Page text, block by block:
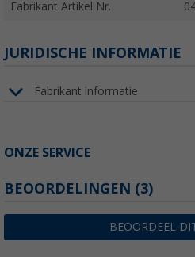
Fabrikant Artikel Nr.
JURIDISCHE INFORMATIE
Fabrikant informatie
ONZE SERVICE
BEOORDELINGEN (3)
BEOORDEEL